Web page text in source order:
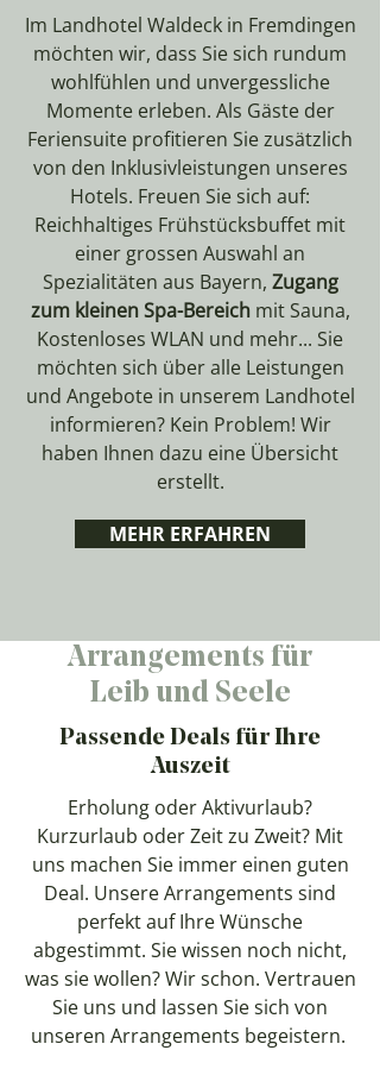
Im Landhotel Waldeck in Fremdingen
möchten wir, dass Sie sich rundum
wohlfühlen und unvergessliche
Momente erleben. Als Gäste der
Feriensuite profitieren Sie zusätzlich
von den Inklusivleistungen unseres
Hotels. Freuen Sie sich auf:
Reichhaltiges Frühstücksbuffet mit
einer grossen Auswahl an
Spezialitäten aus Bayern, Zugang
zum kleinen Spa-Bereichmit Sauna,
Kostenloses WLAN und mehr... Sie
möchten sich über alle Leistungen
und Angebote in unserem Landhotel
informieren? Kein Problem! Wir
haben Ihnen dazu eine Übersicht
erstellt.
MEHR ERFAHREN
Arrangements für
Leib und Seele
Passende Deals für Ihre
Auszeit
Erholung oder Aktivurlaub?
Kurzurlaub oder Zeit zu Zweit? Mit
uns machen Sie immer einen guten
Deal. Unsere Arrangements sind
perfekt auf Ihre Wünsche
abgestimmt. Sie wissen noch nicht,
was sie wollen? Wir schon. Vertrauen
Sie uns und lassen Sie sich von
unseren Arrangements begeistern.